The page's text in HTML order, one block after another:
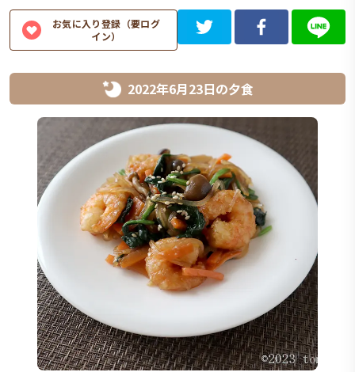
お気に入り登録（要ログ
イン）
2022年6月23日の夕食